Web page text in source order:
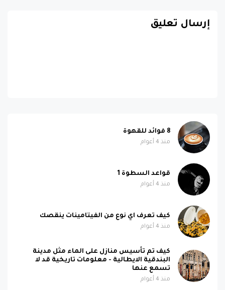
إرسال تعليق
8 فوائد للقهوة
منذ 4 أعوام
قواعد السطوة 1
منذ 4 أعوام
كيف تعرف اي نوع من الفيتامينات ينقصك
منذ 4 أعوام
كيف تم تأسيس منازل على الماء مثل مدينة
البندقية الايطالية - معلومات تاريخية قد لا
تسمع عنها
منذ 4 أعوام